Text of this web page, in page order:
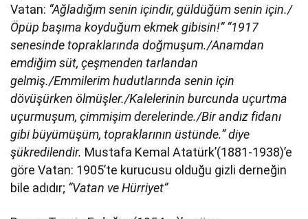
Vatan: “Ağladığım senin içindir, güldüğüm senin için./
Öpüp başıma koyduğum ekmek gibisin!” “1917
senesinde topraklarında doğmuşum./Anamdan
emdiğim süt, çeşmenden tarlandan
gelmiş./Emmilerim hudutlarında senin için
dövüşürken ölmüşler./Kalelerinin burcunda uçurtma
uçurmuşum, çimmişim derelerinde./Bir andız fidanı
gibi büyümüşüm, topraklarının üstünde.” diye
şükredilendir. Mustafa Kemal Atatürk’(1881-1938)’e
göre Vatan: 1905’te kurucusu olduğu gizli derneğin
bile adıdır; “Vatan ve Hürriyet”